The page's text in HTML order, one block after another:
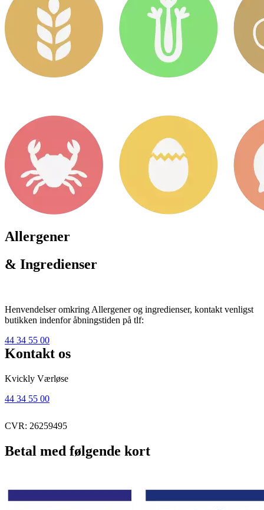
Allergener
& Ingredienser
Henvendelser omkring Allergener og ingredienser, kontakt venligst
butikken indenfor åbningstiden på tlf:
44 34 55 00
Kontakt os
Kvickly Værløse
44 34 55 00
CVR: 26259495
Betal med følgende kort